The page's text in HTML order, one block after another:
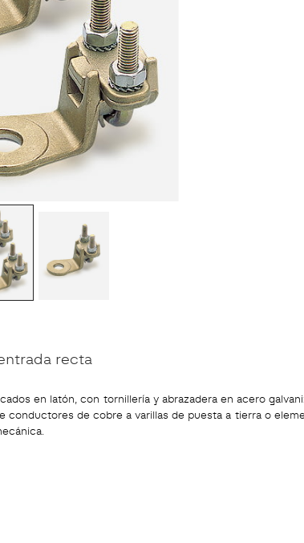
recta
en latón, con tornillería y abrazadera en acero
conductores de cobre a varillas de puesta a tierra o